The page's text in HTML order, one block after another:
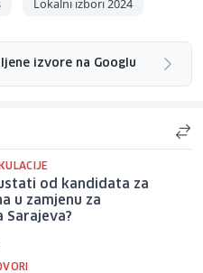
Lokalni izbori 2024
izvore na Googlu
od kandidata za
u zamjenu za
Sarajeva?